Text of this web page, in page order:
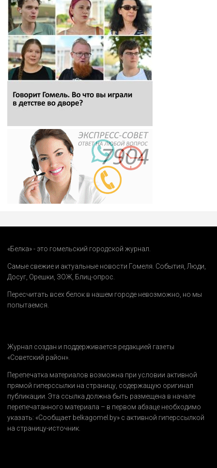
«Белка» - это гомельский городской журнал.
Самые свежие и актуальные новости Гомеля. События Люди
Досуг Орешки ЗОЖ Блиц-опрос
Пересчитать всех белок в нашем городе невозможно, но мы
попытаемся.
Журнал создан и поддерживается редакцией газеты
«Советский район».
Перепечатка материалов возможна при условии активной
прямой гиперссылки на страницу, содержащую оригинал
публикации. Эта ссылка должна быть размещена в начале
перепечатанного материала – в первом абзаце необходимо
указать: «Сообщает belkagomel.by» с активной гиперссылкой
на страницу-источник.